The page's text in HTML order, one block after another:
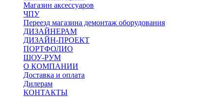
Магазин аксессуаров
ЧПУ
Переезд магазина демонтаж оборудования
ДИЗАЙНЕРАМ
ДИЗАЙН-ПРОЕКТ
ПОРТФОЛИО
ШОУ-РУМ
О КОМПАНИИ
Доставка и оплата
Дилерам
КОНТАКТЫ